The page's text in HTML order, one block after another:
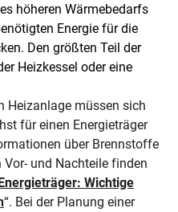
höheren Wärmebedarfs
Energie für die
Den größten Teil der
Heizkessel oder eine
Heizanlage müssen sich
für einen Energieträger
über Brennstoffe
Vor- und Nachteile finden
: Wichtige
“. Bei der Planung einer